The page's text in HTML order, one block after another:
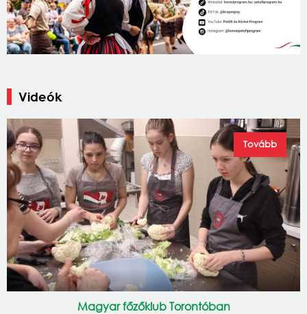
Videók
Magyar főzőklub Torontóban
Tovább